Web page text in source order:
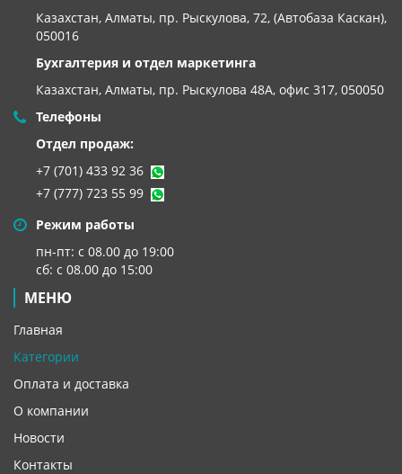
Казахстан, Алматы, пр. Рыскулова, 72, (Автобаза Каскан),
050016
Бухгалтерия и отдел маркетинга
Казахстан, Алматы, пр. Рыскулова 48А, офис 317, 050050
Телефоны
Отдел продаж:
+7 (701) 433 92 36
+7 (777) 723 55 99
Режим работы
пн-пт: с 08.00 до 19:00
сб: с 08.00 до 15:00
МЕНЮ
Главная
Категории
Оплата и доставка
О компании
Новости
Контакты